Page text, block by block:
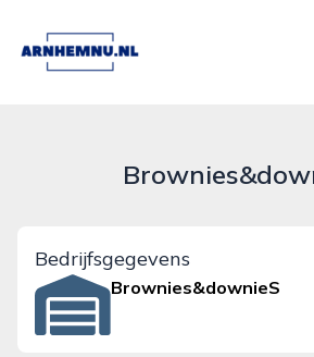
arnhemnu.nl
Bedrijfsgegevens
Brownies&downieS